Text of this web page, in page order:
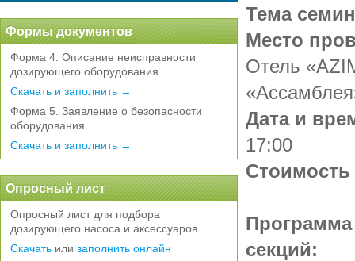
Тема
Место
Отель
Дата и
17:00
секций:
Формы документов
Форма 4. Описание неисправности
дозирующего оборудования
Скачать и заполнить →
Форма 5. Заявление о безопасности
оборудования
Скачать и заполнить →
Опросный лист
Опросный лист для подбора
дозирующего насоса и аксессуаров
Скачать или заполнить онлайн